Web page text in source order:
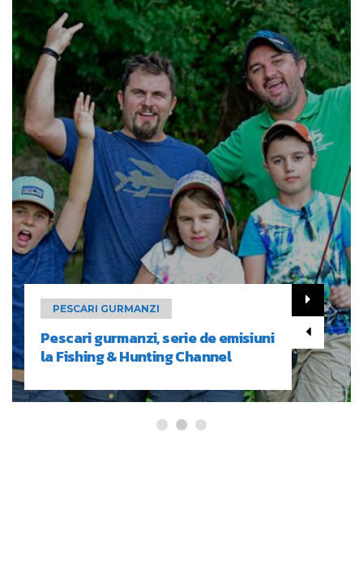
PESCARI GURMANZI
Pescari gurmanzi, serie de emisiuni
la Fishing & Hunting Channel